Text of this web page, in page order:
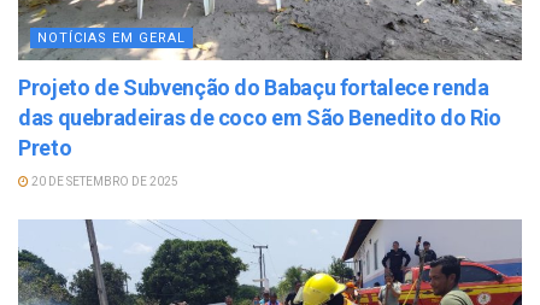
NOTÍCIAS EM GERAL
Projeto de Subvenção do Babaçu fortalece renda
das quebradeiras de coco em São Benedito do Rio
Preto
20 DE SETEMBRO DE 2025